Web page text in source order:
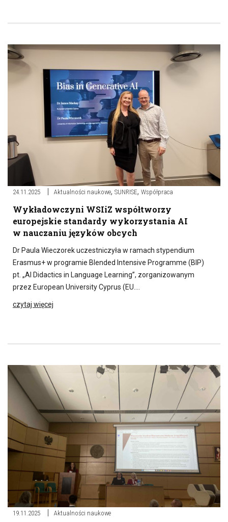
24.11.2025 Aktualności naukowe, SUNRISE, Współpraca
Wykładowczyni WSIiZ współtworzy
europejskie standardy wykorzystania AI
w nauczaniu języków obcych
Dr Paula Wieczorek uczestniczyła w ramach stypendium
Erasmus+ w programie Blended Intensive Programme (BIP)
pt. „AI Didactics in Language Learning”, zorganizowanym
przez European University Cyprus (EU….
czytaj więcej
19.11.2025 Aktualności naukowe